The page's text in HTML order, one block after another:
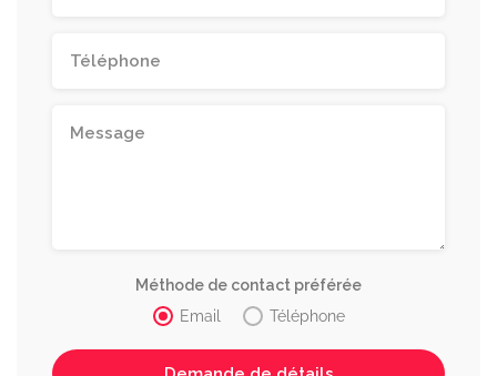
Méthode de contact préférée
Email
Téléphone